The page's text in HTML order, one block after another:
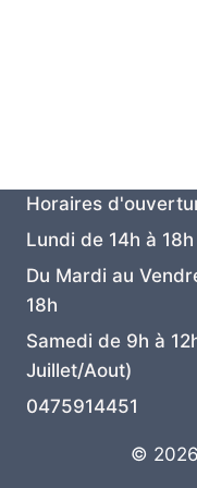
Horaires
Lundi de 14h à 18h
Du Mardi au
18h
Samedi de 9h à
Juillet/Aout)
0475914451
©